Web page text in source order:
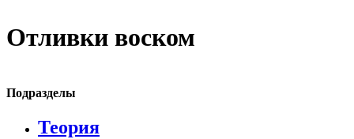
Отливки воском
Подразделы
Теория